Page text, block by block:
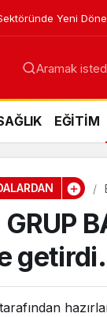
Yeni
EĞİTİM
GRUP
getirdi.
tarafından